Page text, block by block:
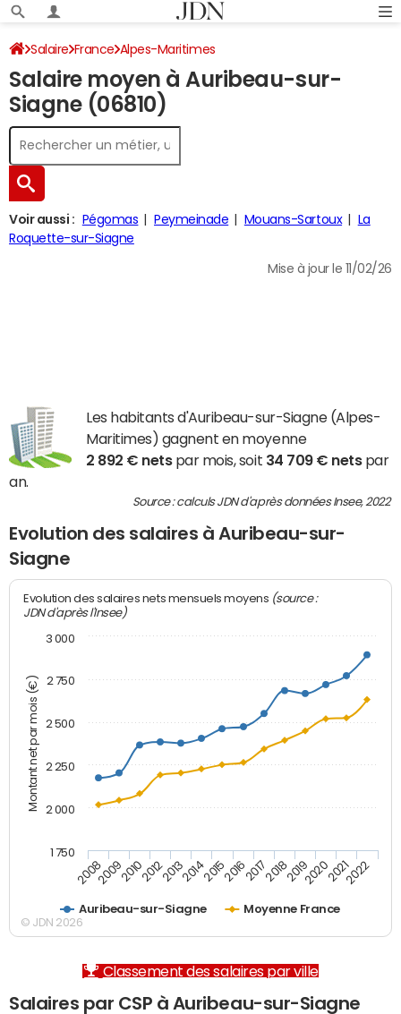
Salaire France Alpes-Maritimes
Salaire moyen à Auribeau-sur-
Siagne (06810)
Voir aussi : Pégomas Peymeinade Mouans-Sartoux
La
Roquette-sur-Siagne
Mise à jour le 11/02/26
Les habitants d'Auribeau-sur-Siagne (Alpes-
Maritimes) gagnent en moyenne
2 892 € netspar mois, soit 34 709 € netspar
an.
Source : calculs JDN d'après données Insee, 2022
Evolution des salaires à Auribeau-sur-
Siagne
Montant net par mois (€)
Evolution des salaires nets mensuels moyens (source :
JDN d'après l'Insee)
Auribeau-sur-Siagne Moyenne France
20082009201020122013201420152016201720182019202020212022
1 750
2 000
2 250
2 500
2 750
3 000
© JDN 2026
Classement des salaires par ville
Salaires par CSP à Auribeau-sur-Siagne